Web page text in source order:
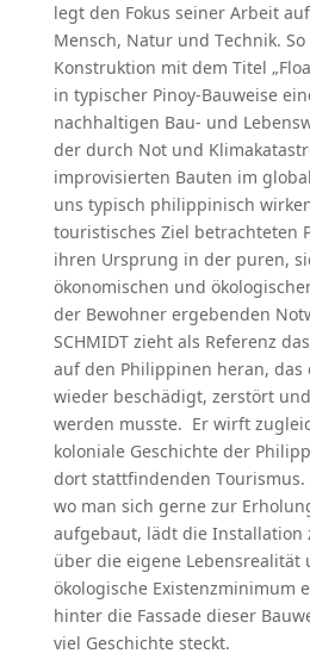
legt den Fokus seiner Arbeit
Mensch, Natur und Technik.
Konstruktion mit dem Titel „
in typischer Pinoy-Bauweise
nachhaltigen Bau- und
der durch Not und
improvisierten Bauten im
uns typisch philippinisch
touristisches Ziel betrachteten
ihren Ursprung in der puren,
ökonomischen und
der Bewohner ergebenden
SCHMIDT zieht als Referenz
auf den Philippinen heran,
wieder beschädigt, zerstört
werden musste. Er wirft
koloniale Geschichte der
dort stattfindenden Tourismus.
wo man sich gerne zur
aufgebaut, lädt die Installation
über die eigene Lebensrealität
ökologische Existenzminimum
hinter die Fassade dieser
viel Geschichte steckt.